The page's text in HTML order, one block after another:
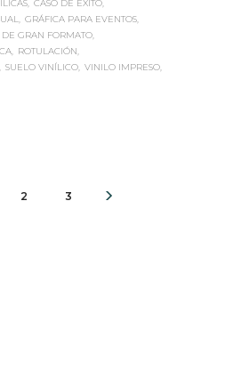
CASO DE ÉXITO
GRÁFICA PARA EVENTOS
GRAN FORMATO
ROTULACIÓN
SUELO VINÍLICO VINILO IMPRESO
2 3